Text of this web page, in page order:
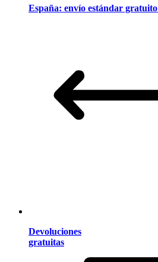
España: envío estándar gratuito
Devoluciones
gratuitas